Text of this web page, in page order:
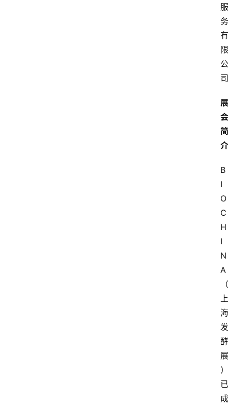
服
务
有
限
公
司
展
会
简
介
B
I
O
C
H
I
N
A
（
上
海
发
酵
展
）
已
成